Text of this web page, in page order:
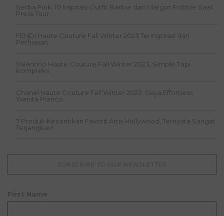
Serba Pink, 10 Inspirasi Outfit Barbie dari Margot Robbie Saat
Press Tour
FENDI Haute Couture Fall Winter 2023 Terinspirasi dari
Perhiasan
Valentino Haute Couture Fall Winter 2023, Simple Tapi
Kompleks
Chanel Haute Couture Fall Winter 2023: Gaya Effortless
Wanita Prancis
7 Produk Kecantikan Favorit Artis Hollywood, Ternyata Sangat
Terjangkau!
SUBSCRIBE TO OUR NEWSLETTER